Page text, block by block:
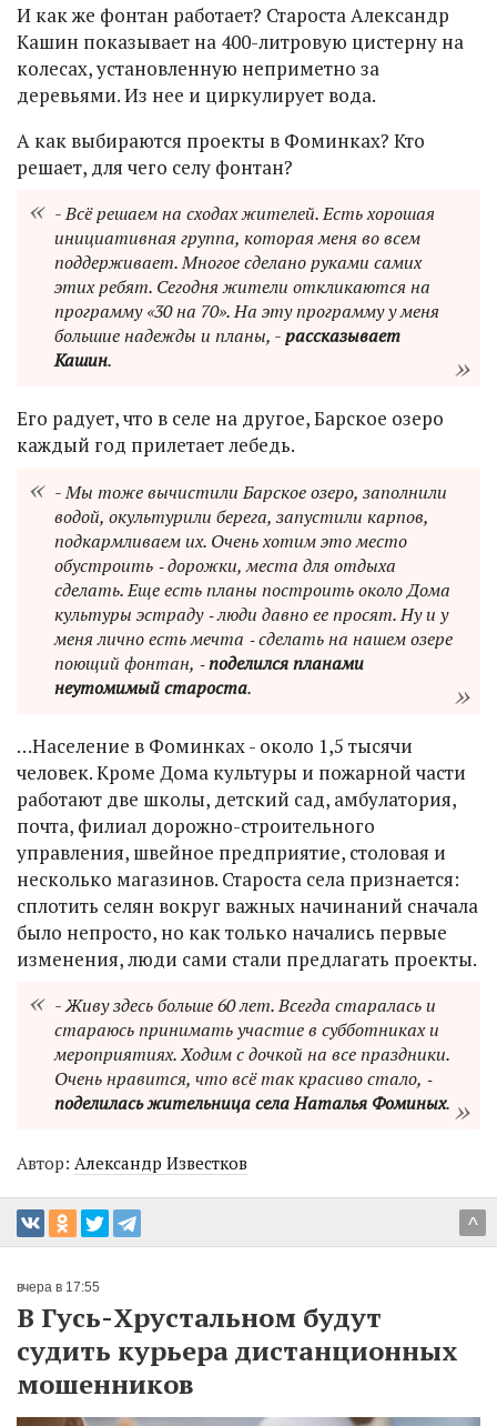
И как же фонтан работает? Староста Александр
Кашин показывает на 400-литровую цистерну на
колесах, установленную неприметно за
деревьями. Из нее и циркулирует вода.
А как выбираются проекты в Фоминках? Кто
решает, для чего селу фонтан?
- Всё решаем на сходах жителей. Есть хорошая
инициативная группа, которая меня во всем
поддерживает. Многое сделано руками самих
этих ребят. Сегодня жители откликаются на
программу «30 на 70». На эту программу у меня
большие надежды и планы, -рассказывает
Кашин.
Его радует, что в селе на другое, Барское озеро
каждый год прилетает лебедь.
- Мы тоже вычистили Барское озеро, заполнили
водой, окультурили берега, запустили карпов,
подкармливаем их. Очень хотим это место
обустроить ‑ дорожки, места для отдыха
сделать. Еще есть планы построить около Дома
культуры эстраду ‑ люди давно ее просят. Ну и у
меня лично есть мечта ‑ сделать на нашем озере
поющий фонтан, ‑поделился планами
неутомимый староста.
…Население в Фоминках - около 1,5 тысячи
человек. Кроме Дома культуры и пожарной части
работают две школы, детский сад, амбулатория,
почта, филиал дорожно-строительного
управления, швейное предприятие, столовая и
несколько магазинов. Староста села признается:
сплотить селян вокруг важных начинаний сначала
было непросто, но как только начались первые
изменения, люди сами стали предлагать проекты.
- Живу здесь больше 60 лет. Всегда старалась и
стараюсь принимать участие в субботниках и
мероприятиях. Ходим с дочкой на все праздники.
Очень нравится, что всё так красиво стало, ‑
поделилась жительница села Наталья Фоминых.
Автор: Александр Известков
^
вчера в 17:55
В Гусь-Хрустальном будут
судить курьера дистанционных
мошенников